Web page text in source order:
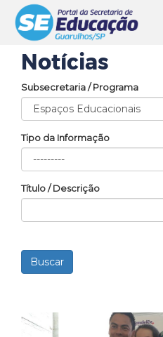
Notícias
Subsecretaria / Programa
Tipo da Informação
Título / Descrição